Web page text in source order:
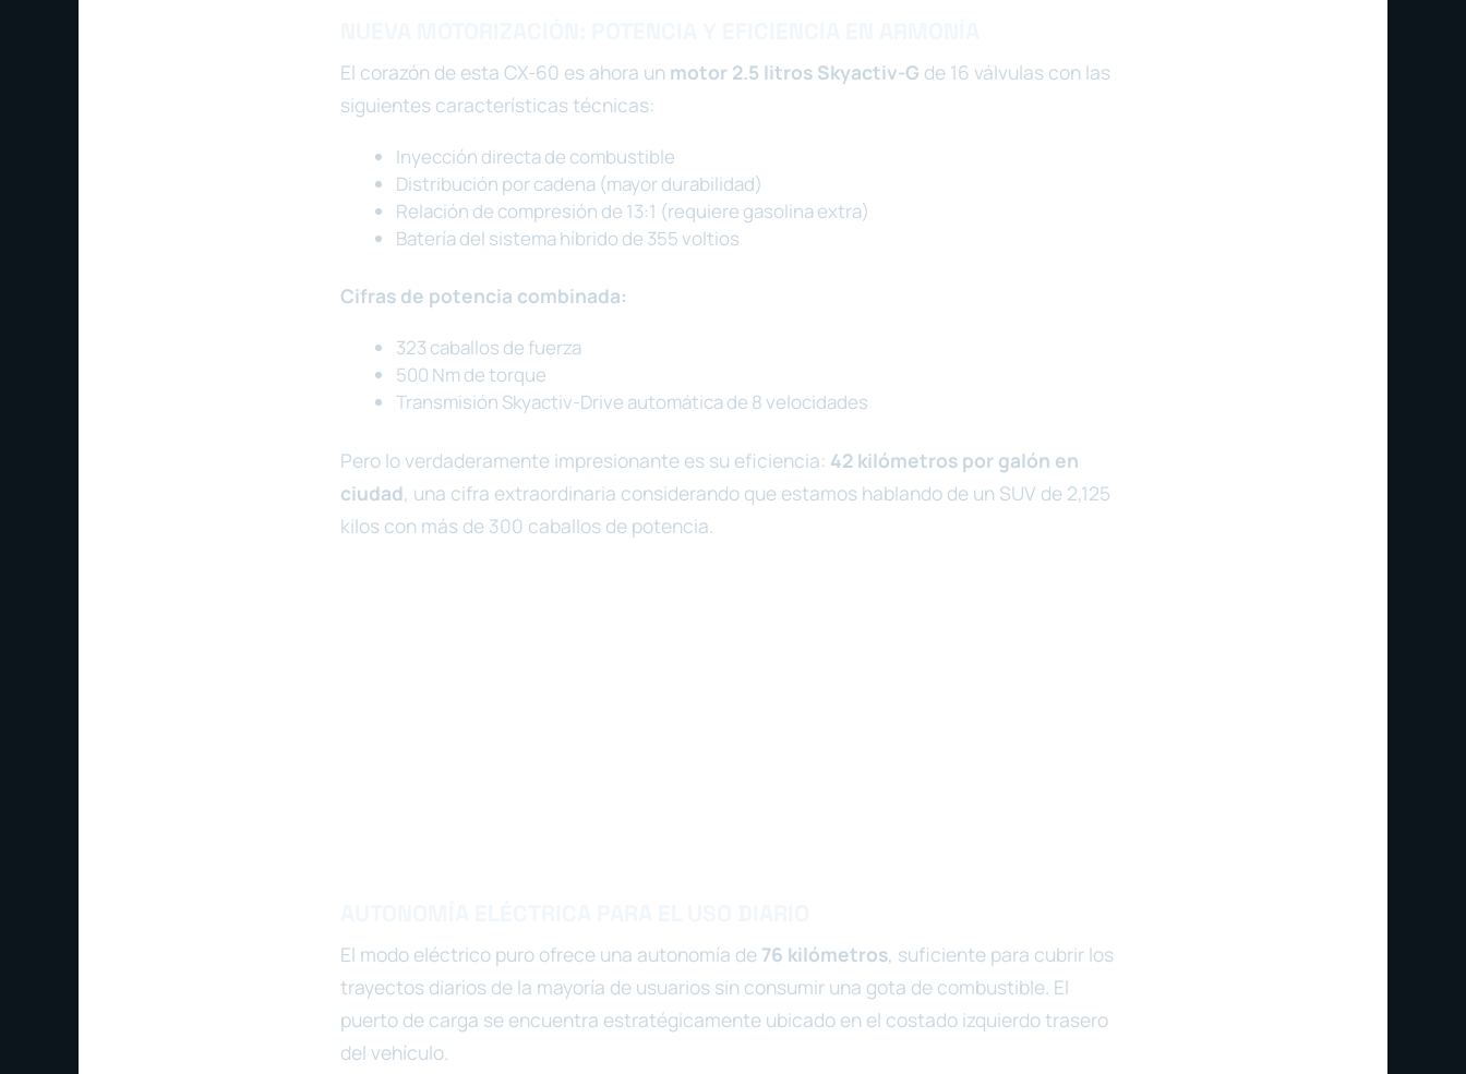
El corazón de esta CX-60 es ahora un motor 2.5 litros Skyactiv-G de 16 válvulas con las
siguientes características técnicas:
Inyección directa de combustible
Distribución por cadena (mayor durabilidad)
Relación de compresión de 13:1 (requiere gasolina extra)
Batería del sistema híbrido de 355 voltios
Cifras de potencia combinada:
323 caballos de fuerza
500 Nm de torque
Transmisión Skyactiv-Drive automática de 8 velocidades
Pero lo verdaderamente impresionante es su eficiencia: 42 kilómetros por galón en
ciudad, una cifra extraordinaria considerando que estamos hablando de un SUV de 2,125
kilos con más de 300 caballos de potencia.
El modo eléctrico puro ofrece una autonomía de 76 kilómetros, suficiente para cubrir los
trayectos diarios de la mayoría de usuarios sin consumir una gota de combustible. El
puerto de carga se encuentra estratégicamente ubicado en el costado izquierdo trasero
del vehículo.